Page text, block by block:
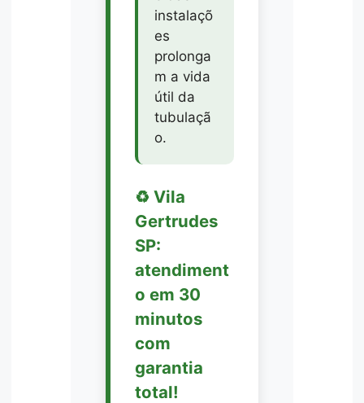
instalaçõ
es
prolonga
m a vida
útil da
tubulaçã
o.
♻️ Vila
Gertrudes
SP:
atendiment
o em 30
minutos
com
garantia
total!